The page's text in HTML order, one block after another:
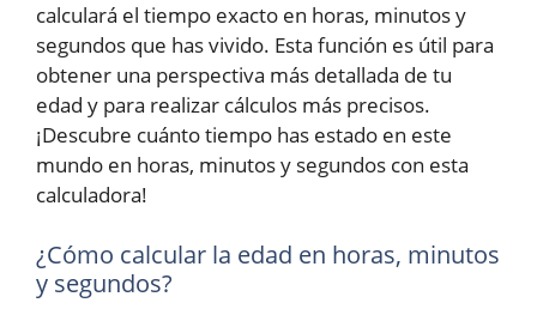
calculará el tiempo exacto en horas, minutos y
segundos que has vivido. Esta función es útil para
obtener una perspectiva más detallada de tu
edad y para realizar cálculos más precisos.
¡Descubre cuánto tiempo has estado en este
mundo en horas, minutos y segundos con esta
calculadora!
¿Cómo calcular la edad en horas, minutos
y segundos?